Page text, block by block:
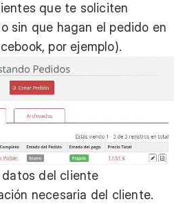
que te soliciten
sin que hagan el pedido en
por ejemplo).
datos del cliente
necesaria del cliente.